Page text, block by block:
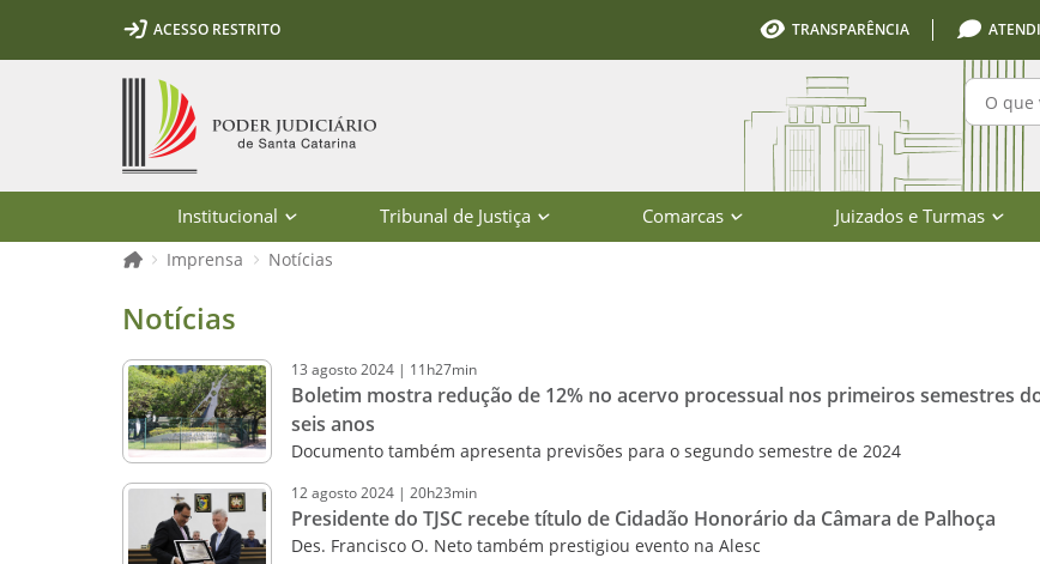
Ir para o conteúdo
Ir para a ferramenta de acessibilidade - Rybená
Ir para o menu principal
Ir para a pesquisa
Ir para o rodapé
Ir para a página inicialACESSO RESTRITO TRANSPARÊNCIA
Institucional Tribunal de Justiça Comarcas Juizados e Turmas
Página inicial
Imprensa Notícias
Notícias - Imprensa - Poder Judiciário de Santa Catarina
Notícias
13 agosto2024 | 11h27min
Boletim mostra redução de 12% no acervo processual nos primeiros semestres
seis anos
Documento também apresenta previsões para o segundo semestre de 2024
12agosto2024 | 20h23min
Presidente do TJSC recebe título de Cidadão Honorário da Câmara de Palhoça
Des. Francisco O. Neto também prestigiou evento na Alesc